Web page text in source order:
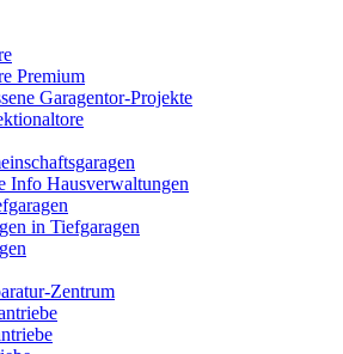
Premium
Garagentor-Projekte
Info Hausverwaltungen
in Tiefgaragen
Zentrum